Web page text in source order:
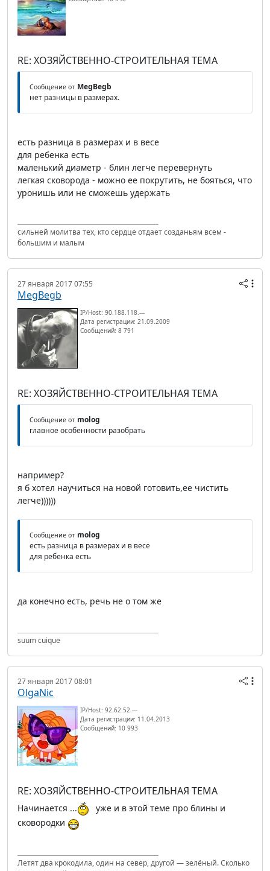
RE: ХОЗЯЙСТВЕННО-СТРОИТЕЛЬНАЯ ТЕМА
Сообщение от MegBegb
нет разницы в размерах.
есть разница в размерах и в весе
для ребенка есть
маленький диаметр - блин легче перевернуть
легкая сковорода - можно ее покрутить, не бояться, что
уронишь или не сможешь удержать
сильней молитва тех, кто сердце отдает созданьям всем -
большим и малым
27 января 2017 07:55
MegBegb
IP/Host: 90.188.118.---
Дата регистрации: 21.09.2009
Сообщений: 8 791
RE: ХОЗЯЙСТВЕННО-СТРОИТЕЛЬНАЯ ТЕМА
Сообщение от molog
главное особенности разобрать
например?
я б хотел научиться на новой готовить,ее чистить
легче))))))
Сообщение от molog
есть разница в размерах и в весе
для ребенка есть
да конечно есть, речь не о том же
suum cuique
27 января 2017 08:01
OlgaNic
IP/Host: 92.62.52.---
Дата регистрации: 11.04.2013
Сообщений: 10 993
RE: ХОЗЯЙСТВЕННО-СТРОИТЕЛЬНАЯ ТЕМА
Начинается ...
уже и в этой теме про блины и
сковородки
Летят два крокодила, один на север, другой — зелёный. Сколько